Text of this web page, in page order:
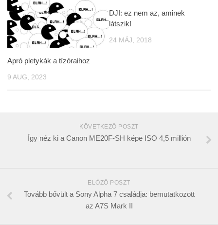
Apró pletykák a tízóraihoz
9 AUG, 2023
DJI: ez nem az, aminek
látszik!
24 MÁJ, 2018
KÖVETKEZŐ POSZT
Így néz ki a Canon ME20F-SH képe ISO 4,5 millión
ELŐZŐ POSZT
Tovább bővült a Sony Alpha 7 családja: bemutatkozott
az A7S Mark II